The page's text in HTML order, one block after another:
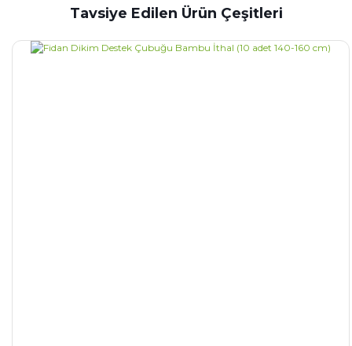
Tavsiye Edilen Ürün Çeşitleri